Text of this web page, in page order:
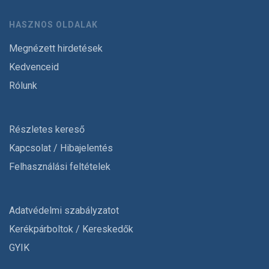
HASZNOS OLDALAK
Megnézett hirdetések
Kedvenceid
Rólunk
Részletes kereső
Kapcsolat / Hibajelentés
Felhasználási feltételek
Adatvédelmi szabályzatot
Kerékpárboltok / Kereskedők
GYIK